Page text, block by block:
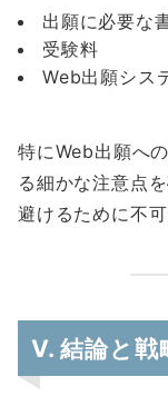
出願に必要な
受験料
Web出願シス
特にWeb出願へ
る細かな注意点
避けるために不可
V. 結論と戦